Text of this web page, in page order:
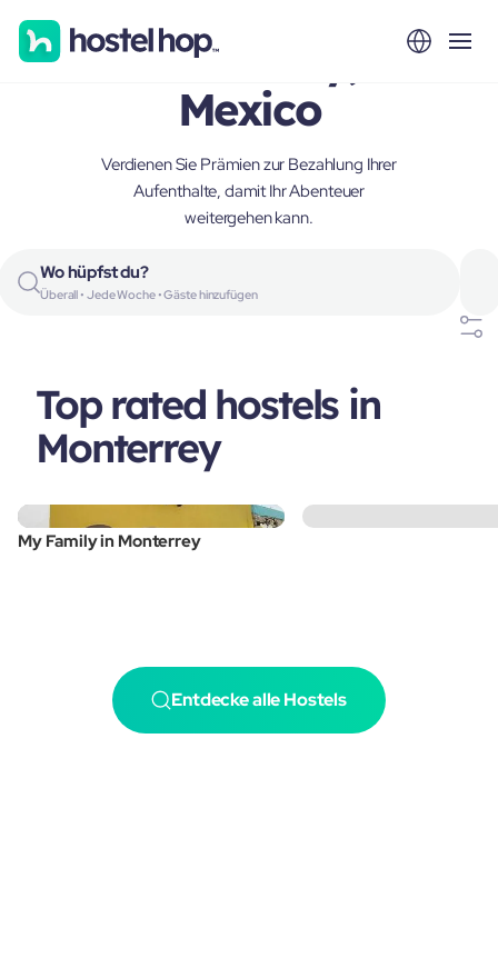
Monterrey,
Mexico
Verdienen Sie Prämien zur Bezahlung Ihrer
Aufenthalte, damit Ihr Abenteuer
weitergehen kann.
Wo hüpfst du?
Überall • Jede Woche • Gäste hinzufügen
Top rated hostels in
Monterrey
My Family in Monterrey
Entdecke alle Hostels